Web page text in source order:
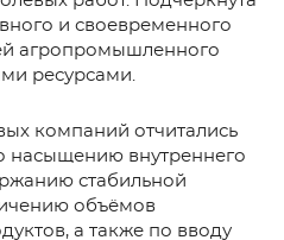
и своевременного
агропромышленного
ресурсами.
компаний отчитались
насыщению внутреннего
стабильной
объёмов
а также по вводу